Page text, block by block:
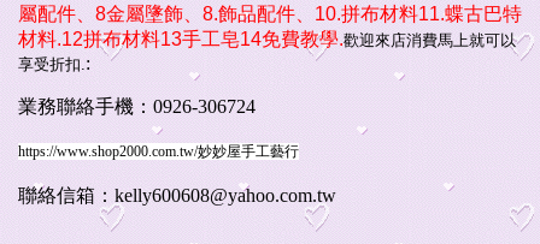
屬配件、8金屬墬飾、8.飾品配件、10.拼布材料11.蝶古巴特
材料.12拼布材料13手工皂14免費教學.歡迎來店消費馬上就可以
享受折扣.:
業務聯絡手機：0926-306724
https://www.shop2000.com.tw/妙妙屋手工藝行
聯絡信箱：kelly600608@yahoo.com.tw